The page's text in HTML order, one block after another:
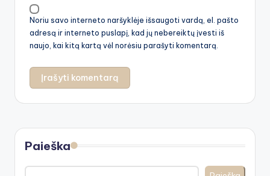
Noriu savo interneto naršyklėje išsaugoti vardą, el. pašto
adresą ir interneto puslapį, kad jų nebereiktų įvesti iš
naujo, kai kitą kartą vėl norėsiu parašyti komentarą.
Paieška